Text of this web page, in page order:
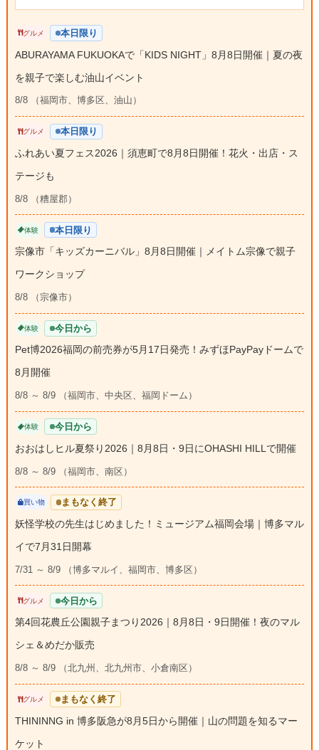
グルメ 本日限り
ABURAYAMA FUKUOKAで「KIDS NIGHT」8月8日開催｜夏の夜
を親子で楽しむ油山イベント
8/8 （福岡市、博多区、油山）
グルメ 本日限り
ふれあい夏フェス2026｜須恵町で8月8日開催！花火・出店・ス
テージも
8/8 （糟屋郡）
体験 本日限り
宗像市「キッズカーニバル」8月8日開催｜メイトム宗像で親子
ワークショップ
8/8 （宗像市）
体験 今日から
Pet博2026福岡の前売券が5月17日発売！みずほPayPayドームで
8月開催
8/8 ～ 8/9 （福岡市、中央区、福岡ドーム）
体験 今日から
おおはしヒル夏祭り2026｜8月8日・9日にOHASHI HILLで開催
8/8 ～ 8/9 （福岡市、南区）
買い物 まもなく終了
妖怪学校の先生はじめました！ミュージアム福岡会場｜博多マル
イで7月31日開幕
7/31 ～ 8/9 （博多マルイ、福岡市、博多区）
グルメ 今日から
第4回花農丘公園親子まつり2026｜8月8日・9日開催！夜のマル
シェ＆めだか販売
8/8 ～ 8/9 （北九州、北九州市、小倉南区）
グルメ まもなく終了
THININNG in 博多阪急が8月5日から開催｜山の問題を知るマー
ケット